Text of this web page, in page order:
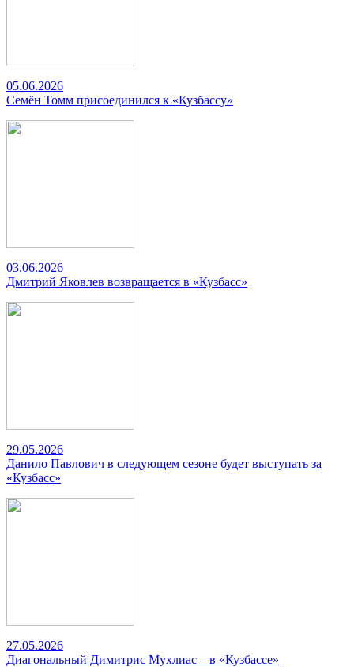
05.06.2026
Семён Томм присоединился к «Кузбассу»
03.06.2026
Дмитрий Яковлев возвращается в «Кузбасс»
29.05.2026
Данило Павлович в следующем сезоне будет выступать за
«Кузбасс»
27.05.2026
Диагональный Димитрис Мухлиас – в «Кузбассе»